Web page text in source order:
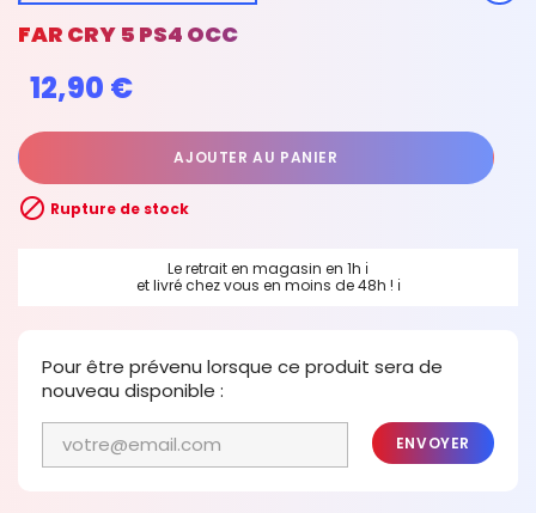
FAR CRY 5 PS4 OCC
12,90 €
AJOUTER AU PANIER
 Rupture de stock
Le retrait en magasin en 1h ℹ
et livré chez vous en moins de 48h ! ℹ
Pour être prévenu lorsque ce produit sera de
nouveau disponible :
ENVOYER